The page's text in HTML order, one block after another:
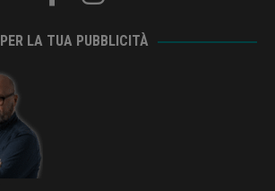
PER LA TUA PUBBLICITÀ